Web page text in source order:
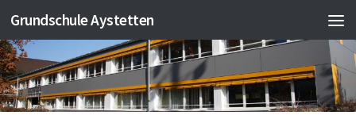
Zum Inhalt springen
Grundschule Aystetten